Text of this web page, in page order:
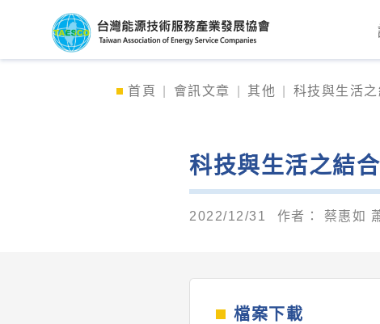
台灣能源技術服務產
首頁 會訊文章 其他 科技與生活
科技與生活之結
2022/12/31 作者： 蔡惠如
檔案下載